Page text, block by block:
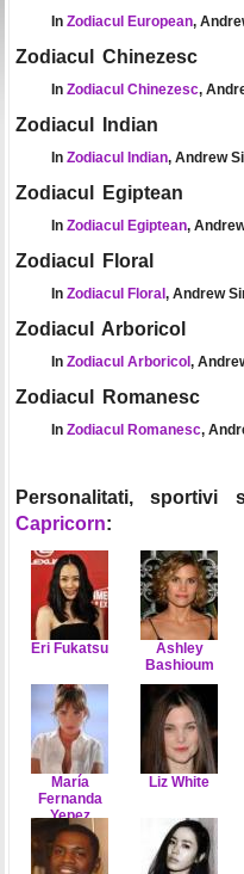
In Zodiacul European,
Zodiacul Chinezesc
In Zodiacul Chinezesc,
Zodiacul Indian
In Zodiacul Indian, Andrew
Zodiacul Egiptean
In Zodiacul Egiptean,
Zodiacul Floral
In Zodiacul Floral , Andrew
Zodiacul Arboricol
In Zodiacul Arboricol ,
Zodiacul Romanesc
In Zodiacul Romanesc,
Personalitati,
Capricorn:
Eri Fukatsu
Ashley
Bashioum
María
Fernanda
Yepez
Liz White